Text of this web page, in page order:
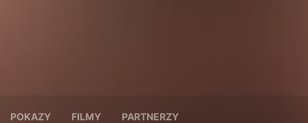
POKAZY FILMY PARTNERZY